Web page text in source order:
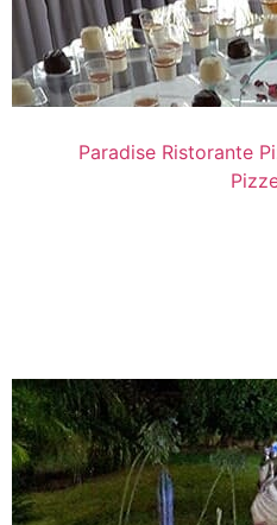
Paradise Ristorante